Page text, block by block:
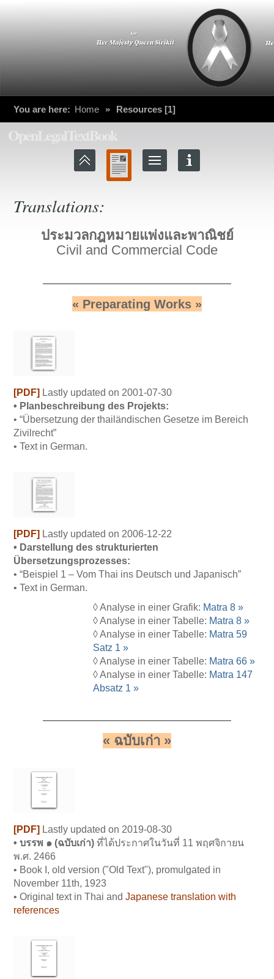
OpenLegalTextBook
You are here: Home » Resources [1]
Translations:
ประมวลกฎหมายแพ่งและพาณิชย์
Civil and Commercial Code
——————————————
« Preparating Works »
[PDF] Lastly updated on 2001-07-30
• Planbeschreibung des Projekts:
• “Übersetzung der thailändischen Gesetze im Bereich
Zivilrecht”
• Text in German.
[PDF] Lastly updated on 2006-12-22
• Darstellung des strukturierten
Übersetzungsprozesses:
• “Beispiel 1 – Vom Thai ins Deutsch und Japanisch”
• Text in German.
◊ Analyse in einer Grafik: Matra 8 »
◊ Analyse in einer Tabelle: Matra 8 »
◊ Analyse in einer Tabelle: Matra 59
Satz 1 »
◊ Analyse in einer Tabelle: Matra 66 »
◊ Analyse in einer Tabelle: Matra 147
Absatz 1 »
——————————————
« ฉบับเก่า »
[PDF] Lastly updated on 2019-08-30
• บรรพ ๑ (ฉบับเก่า)ที่ได้ประกาศในวันที่ 11 พฤศจิกายน
พ.ศ. 2466
• Book I, old version ("Old Text"), promulgated in
November 11th, 1923
• Original text in Thai andJapanese translation with
references